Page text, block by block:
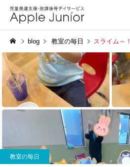
blog 教室の毎日 スライム～！
教室の毎日